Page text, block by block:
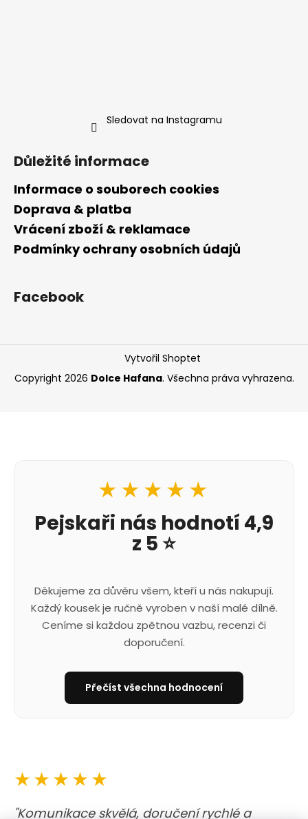
Sledovat na Instagramu
Důležité informace
Informace o souborech cookies
Doprava & platba
Vrácení zboží & reklamace
Podmínky ochrany osobních údajů
Facebook
Vytvořil Shoptet
Copyright 2026 Dolce Hafana. Všechna práva vyhrazena.
★★★★★
Pejskaři nás hodnotí 4,9
z 5 ⭐
Děkujeme za důvěru všem, kteří u nás nakupují.
Každý kousek je ručně vyroben v naší malé dílně.
Ceníme si každou zpětnou vazbu, recenzi či
doporučení.
Přečíst všechna hodnocení
★★★★★
"Komunikace skvělá, doručení rychlé a